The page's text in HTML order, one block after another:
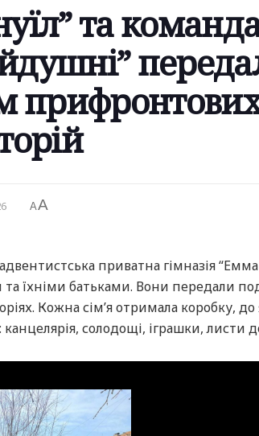
та
AA
приватна гімназія
та їхніми батьками. Вони передали
Кожна сім’я отримала коробку, до
солодощі, іграшки, листи